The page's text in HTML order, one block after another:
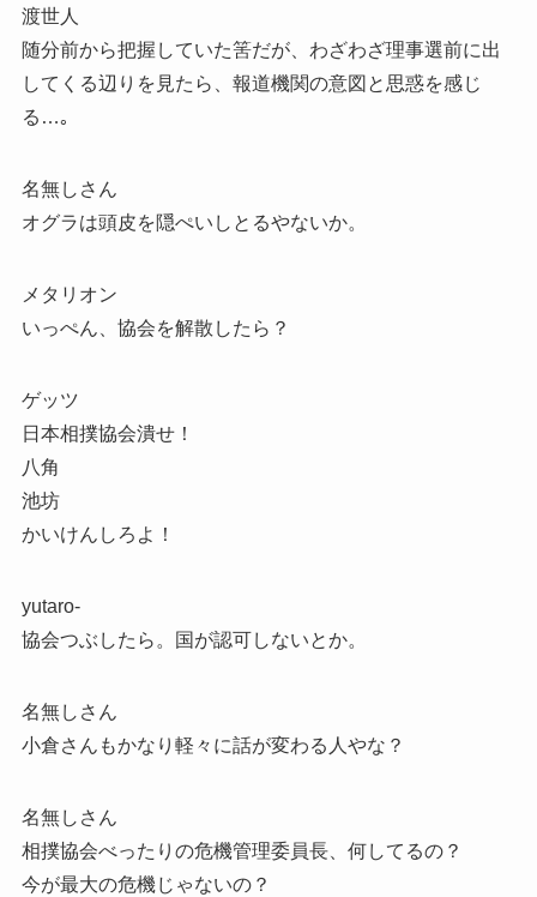
渡世人
随分前から把握していた筈だが、わざわざ理事選前に出
してくる辺りを見たら、報道機関の意図と思惑を感じ
る…｡
名無しさん
オグラは頭皮を隠ぺいしとるやないか。
メタリオン
いっぺん、協会を解散したら？
ゲッツ
日本相撲協会潰せ！
八角
池坊
かいけんしろよ！
yutaro-
協会つぶしたら。国が認可しないとか。
名無しさん
小倉さんもかなり軽々に話が変わる人やな？
名無しさん
相撲協会べったりの危機管理委員長、何してるの？
今が最大の危機じゃないの？